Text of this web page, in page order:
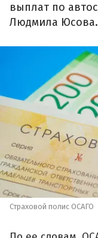
выплат по
Людмила Юсова.
Страховой полис ОСАГО